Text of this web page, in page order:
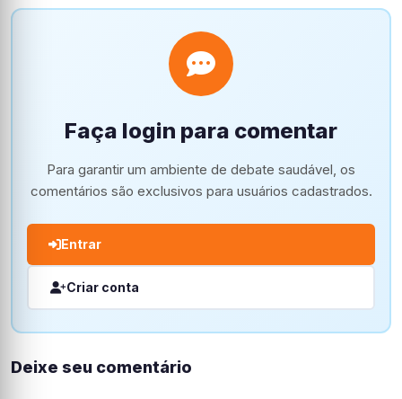
Faça login para comentar
Para garantir um ambiente de debate saudável, os
comentários são exclusivos para usuários cadastrados.
Entrar
Criar conta
Deixe seu comentário